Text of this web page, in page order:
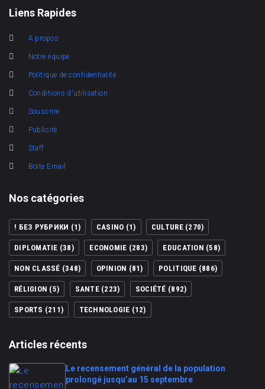
Liens Rapides
A propos
Notre équipe
Politique de confidentialité
Conditions d'utilisation
Souscrire
Publicité
Staff
Boite Email
Nos catégories
! БЕЗ РУБРИКИ (1) CASINO (1) CULTURE(270)
DIPLOMATIE (38) ECONOMIE (283) EDUCATION (58)
NON CLASSÉ (348) OPINION (81) POLITIQUE (886)
RÉLIGION (5) SANTE(223) SOCIÉTÉ (892)
SPORTS (211) TECHNOLOGIE (12)
Articles récents
Le recensement général de la population
prolongé jusqu’au 15 septembre